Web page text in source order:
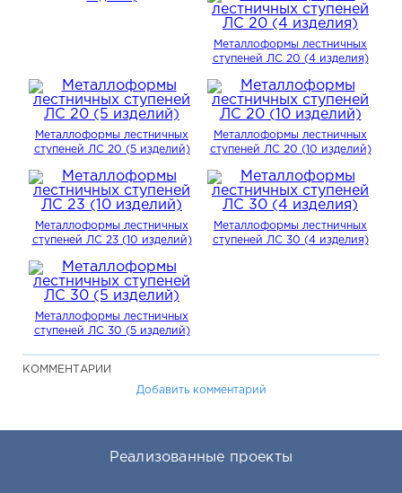
составляет 12 месяцев с момента ввода в эксплуатацию.
Металлоформы лестничных
ступеней ЛС 20 (4 изделия)
Металлоформы лестничных
ступеней ЛС 20 (5 изделий)
Металлоформы лестничных
ступеней ЛС 20 (10 изделий)
Металлоформы лестничных
ступеней ЛС 23 (10 изделий)
Металлоформы лестничных
ступеней ЛС 30 (4 изделия)
Металлоформы лестничных
ступеней ЛС 30 (5 изделий)
КОММЕНТАРИИ
Добавить комментарий
Реализованные проекты